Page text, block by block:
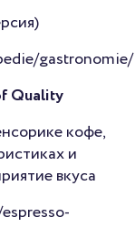
gastronomie/
Quality
кофе,
и
вкуса